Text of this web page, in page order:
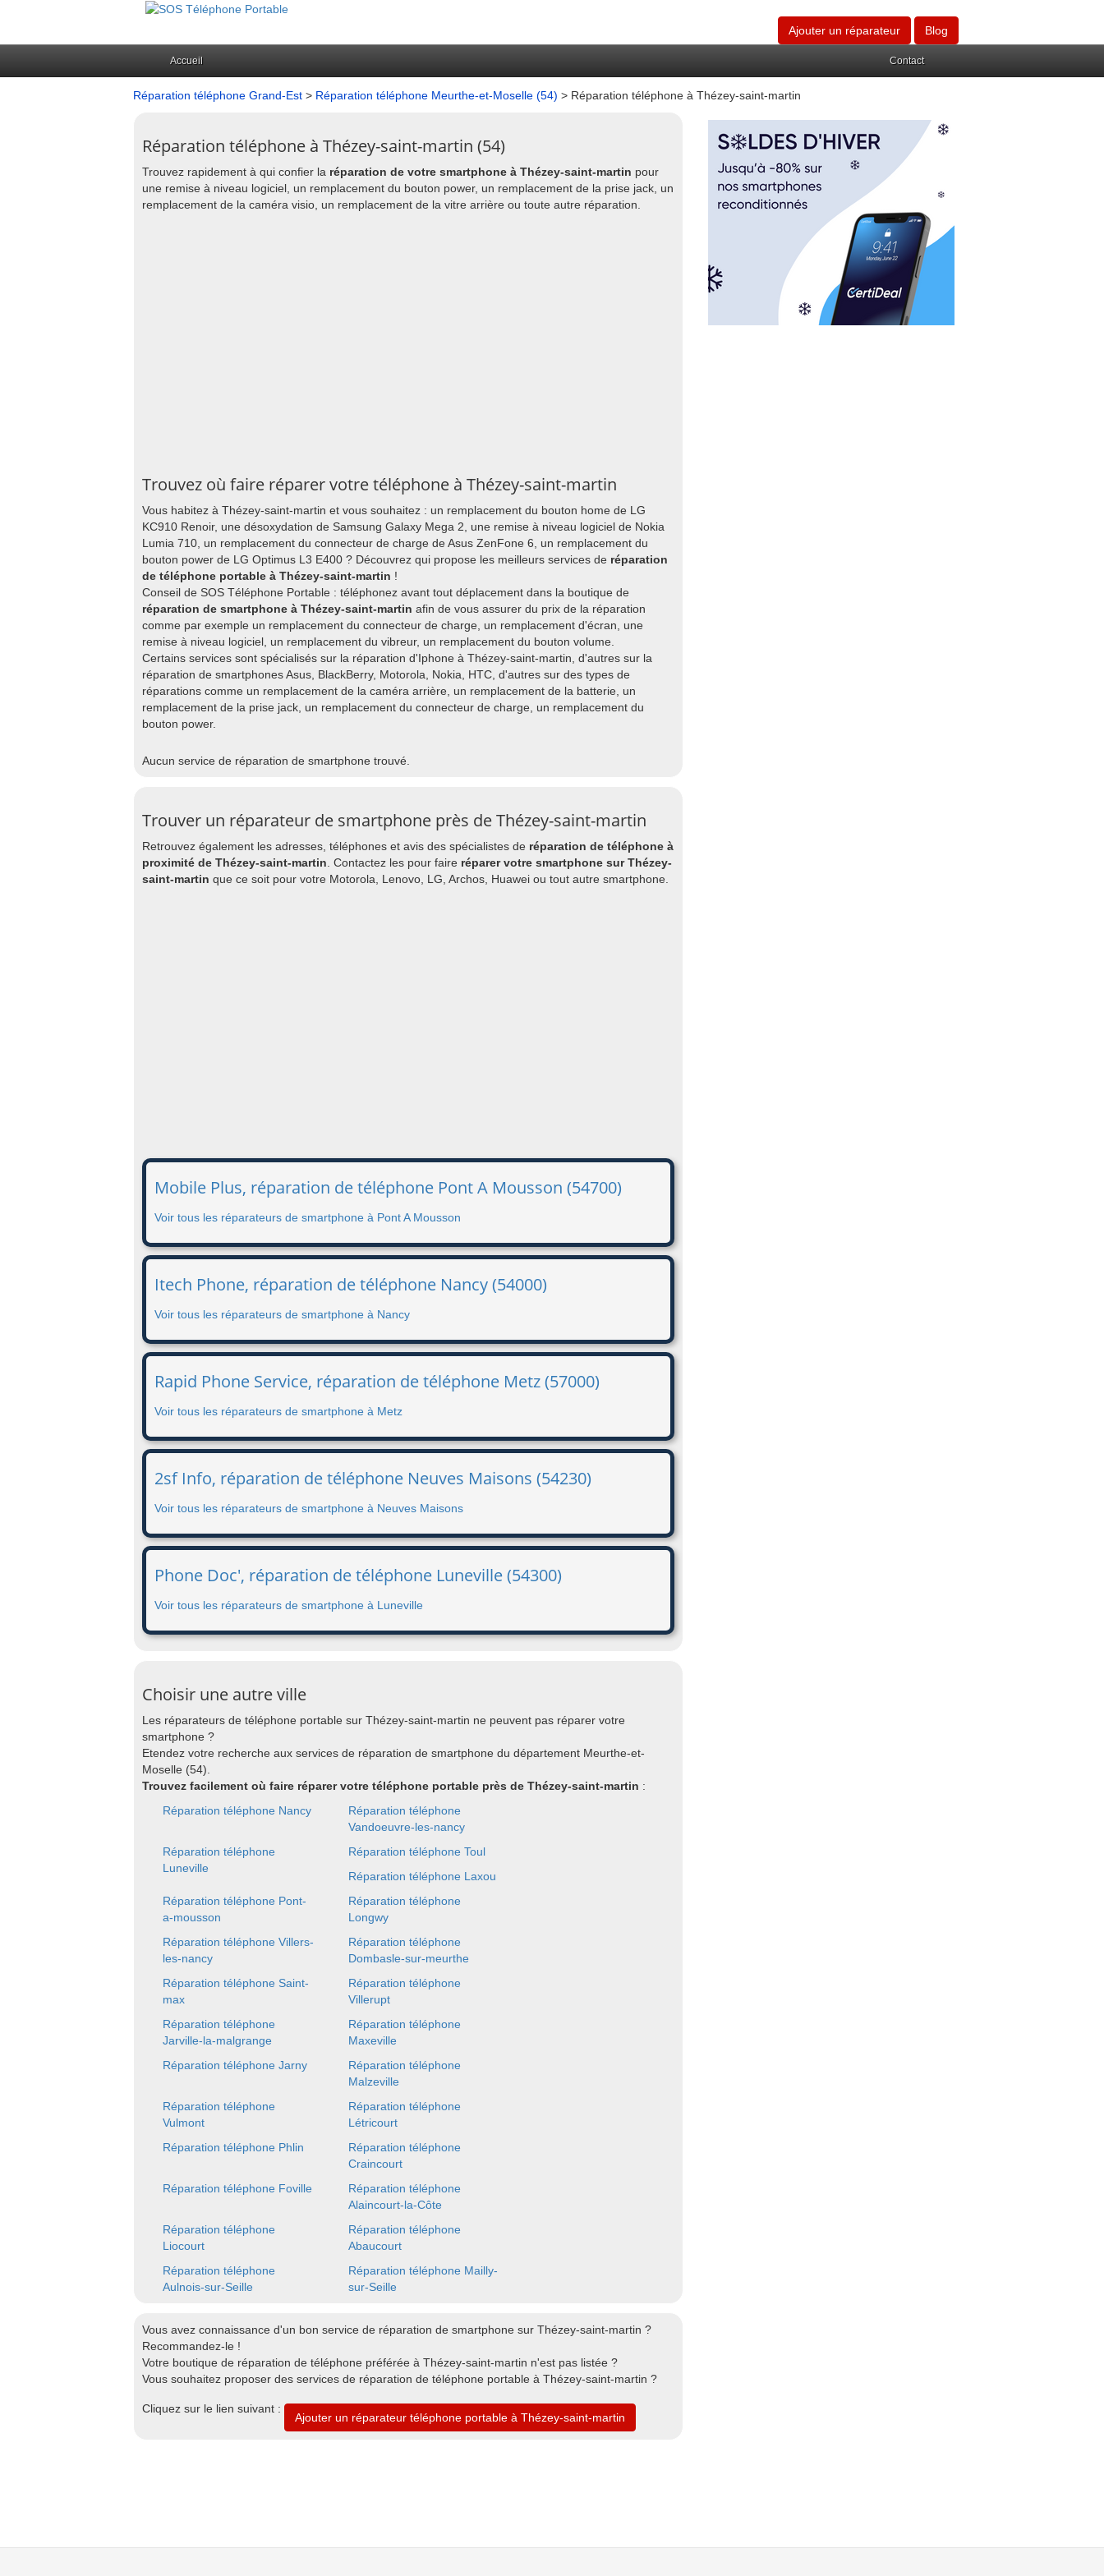
Ajouter un réparateur Blog
Accueil Contact
Réparation téléphone Grand-Est > Réparation téléphone Meurthe-et-Moselle (54) > Réparation téléphone à Thézey-saint-martin
Réparation téléphone à Thézey-saint-martin (54)
Trouvez rapidement à qui confier la réparation de votre smartphone à Thézey-saint-martin pour
une remise à niveau logiciel, un remplacement du bouton power, un remplacement de la prise jack, un
remplacement de la caméra visio, un remplacement de la vitre arrière ou toute autre réparation.
Trouvez où faire réparer votre téléphone à Thézey-saint-martin
Vous habitez à Thézey-saint-martin et vous souhaitez : un remplacement du bouton home de LG
KC910 Renoir, une désoxydation de Samsung Galaxy Mega 2, une remise à niveau logiciel de Nokia
Lumia 710, un remplacement du connecteur de charge de Asus ZenFone 6, un remplacement du
bouton power de LG Optimus L3 E400 ? Découvrez qui propose les meilleurs services de réparation
de téléphone portable à Thézey-saint-martin !
Conseil de SOS Téléphone Portable : téléphonez avant tout déplacement dans la boutique de
réparation de smartphone à Thézey-saint-martin afin de vous assurer du prix de la réparation
comme par exemple un remplacement du connecteur de charge, un remplacement d'écran, une
remise à niveau logiciel, un remplacement du vibreur, un remplacement du bouton volume.
Certains services sont spécialisés sur la réparation d'Iphone à Thézey-saint-martin, d'autres sur la
réparation de smartphones Asus, BlackBerry, Motorola, Nokia, HTC, d'autres sur des types de
réparations comme un remplacement de la caméra arrière, un remplacement de la batterie, un
remplacement de la prise jack, un remplacement du connecteur de charge, un remplacement du
bouton power.
Aucun service de réparation de smartphone trouvé.
Trouver un réparateur de smartphone près de Thézey-saint-martin
Retrouvez également les adresses, téléphones et avis des spécialistes de réparation de téléphone à
proximité de Thézey-saint-martin . Contactez les pour faire réparer votre smartphone sur Thézey-
saint-martin que ce soit pour votre Motorola, Lenovo, LG, Archos, Huawei ou tout autre smartphone.
Mobile Plus, réparation de téléphone Pont A Mousson (54700)
Voir tous les réparateurs de smartphone à Pont A Mousson
Itech Phone, réparation de téléphone Nancy (54000)
Voir tous les réparateurs de smartphone à Nancy
Rapid Phone Service, réparation de téléphone Metz (57000)
Voir tous les réparateurs de smartphone à Metz
2sf Info, réparation de téléphone Neuves Maisons (54230)
Voir tous les réparateurs de smartphone à Neuves Maisons
Phone Doc', réparation de téléphone Luneville (54300)
Voir tous les réparateurs de smartphone à Luneville
Choisir une autre ville
Les réparateurs de téléphone portable sur Thézey-saint-martin ne peuvent pas réparer votre
smartphone ?
Etendez votre recherche aux services de réparation de smartphone du département Meurthe-et-
Moselle (54).
Trouvez facilement où faire réparer votre téléphone portable près de Thézey-saint-martin :
Réparation téléphone Nancy
Réparation téléphone
Vandoeuvre-les-nancy
Réparation téléphone
Luneville
Réparation téléphone Toul
Réparation téléphone Laxou
Réparation téléphone Pont-
a-mousson
Réparation téléphone
Longwy
Réparation téléphone Villers-
les-nancy
Réparation téléphone
Dombasle-sur-meurthe
Réparation téléphone Saint-
max
Réparation téléphone
Villerupt
Réparation téléphone
Jarville-la-malgrange
Réparation téléphone
Maxeville
Réparation téléphone Jarny
Réparation téléphone
Malzeville
Réparation téléphone
Vulmont
Réparation téléphone
Létricourt
Réparation téléphone Phlin
Réparation téléphone
Craincourt
Réparation téléphone Foville
Réparation téléphone
Alaincourt-la-Côte
Réparation téléphone
Liocourt
Réparation téléphone
Abaucourt
Réparation téléphone
Aulnois-sur-Seille
Réparation téléphone Mailly-
sur-Seille
Vous avez connaissance d'un bon service de réparation de smartphone sur Thézey-saint-martin ?
Recommandez-le !
Votre boutique de réparation de téléphone préférée à Thézey-saint-martin n'est pas listée ?
Vous souhaitez proposer des services de réparation de téléphone portable à Thézey-saint-martin ?
Cliquez sur le lien suivant :
Ajouter un réparateur téléphone portable à Thézey-saint-martin